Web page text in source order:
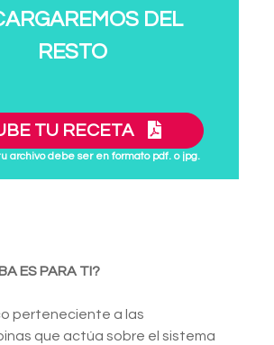
DEL
RESTO
TU RECETA
archivo debe ser en formato pdf. o jpg.
ES PARA TI?
perteneciente a las
que actúa sobre el sistema